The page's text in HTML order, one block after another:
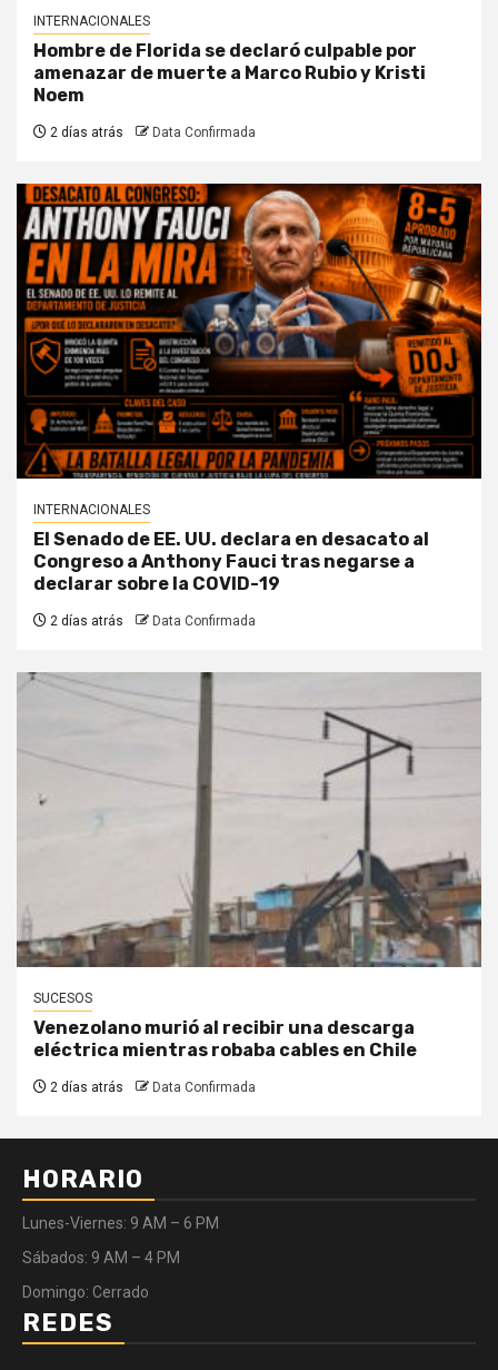
INTERNACIONALES
Hombre de Florida se declaró culpable por
amenazar de muerte a Marco Rubio y Kristi
Noem
2 días atrás Data Confirmada
INTERNACIONALES
El Senado de EE. UU. declara en desacato al
Congreso a Anthony Fauci tras negarse a
declarar sobre la COVID-19
2 días atrás Data Confirmada
SUCESOS
Venezolano murió al recibir una descarga
eléctrica mientras robaba cables en Chile
2 días atrás Data Confirmada
HORARIO
Lunes-Viernes: 9 AM – 6 PM
Sábados: 9 AM – 4 PM
Domingo: Cerrado
REDES